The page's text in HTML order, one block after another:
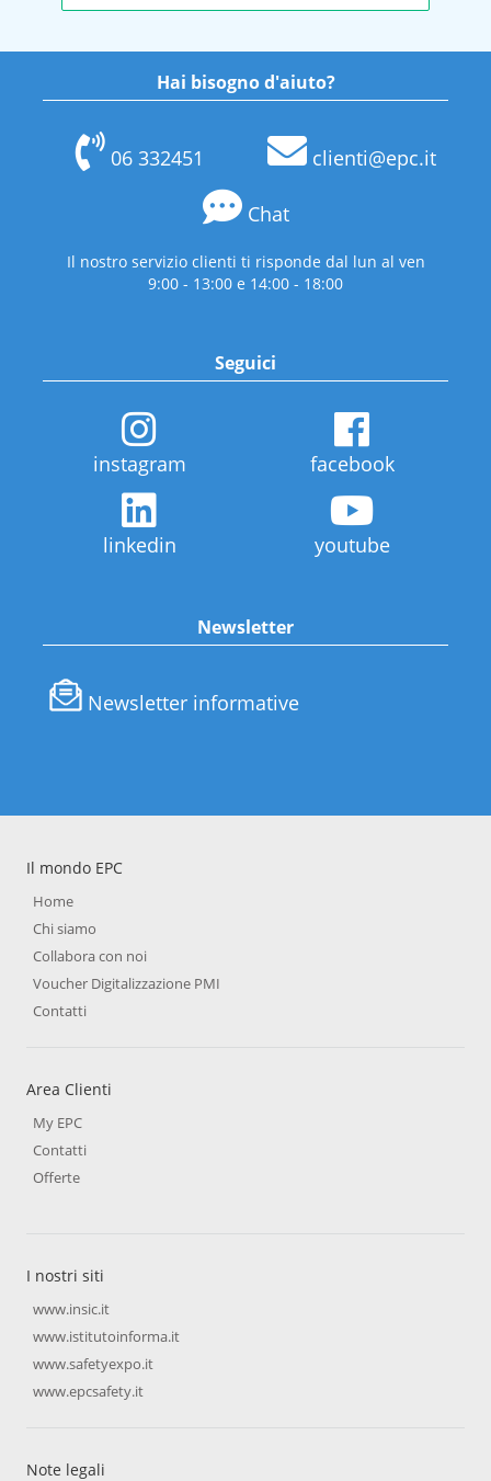
Hai bisogno d'aiuto?
06 332451 clienti@epc.it
Chat
Il nostro servizio clienti ti risponde dal lun al ven
9:00 - 13:00 e 14:00 - 18:00
Seguici
instagram facebook
linkedin youtube
Newsletter
Newsletter informative
Il mondo EPC
Home
Chi siamo
Collabora con noi
Voucher Digitalizzazione PMI
Contatti
Area Clienti
My EPC
Contatti
Offerte
I nostri siti
www.insic.it
www.istitutoinforma.it
www.safetyexpo.it
www.epcsafety.it
Note legali